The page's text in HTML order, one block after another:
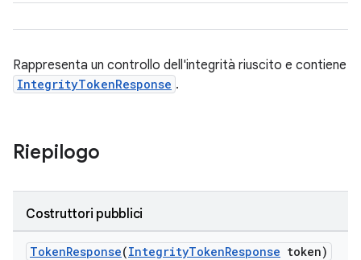
Rappresenta un controllo dell'integrità riuscito e contiene
IntegrityTokenResponse .
Riepilogo
Costruttori pubblici
TokenResponse(IntegrityTokenResponse token)